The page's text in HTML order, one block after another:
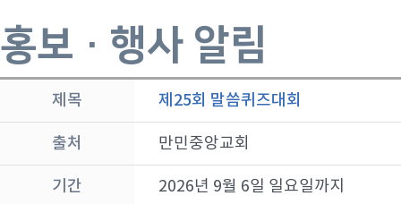
홍보 · 행사 알림
제목 제25회 말씀퀴즈대회
출처 만민중앙교회
기간 2026년 9월 6일 일요일까지